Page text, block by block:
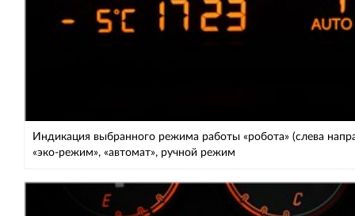
Индикация выбранного режима работы «робота» (слева
«эко-режим», «автомат», ручной режим